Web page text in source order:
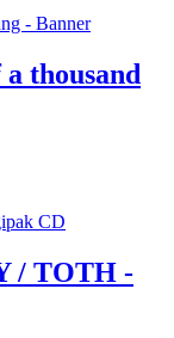
thousand
/ TOTH -